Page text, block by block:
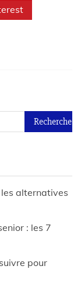
alternatives
: les 7
pour